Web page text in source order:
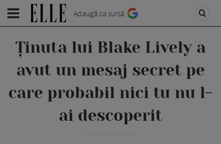
Adaugă ca sursă
Ținuta lui Blake Lively a
avut un mesaj secret pe
care probabil nici tu nu l-
ai descoperit